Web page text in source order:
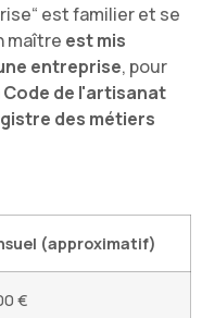
est familier et se
maître est mis
entreprise, pour
Code de l'artisanat
des métiers
(approximatif)
€